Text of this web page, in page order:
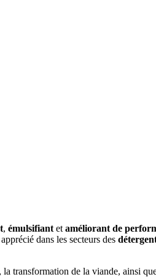
, émulsifiant et améliorant de
dans les secteurs des
transformation de la viande, ainsi